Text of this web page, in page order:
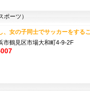
ーツ）
、女の子同士でサッカーをする
市鶴見区市場大和町4-9-2F